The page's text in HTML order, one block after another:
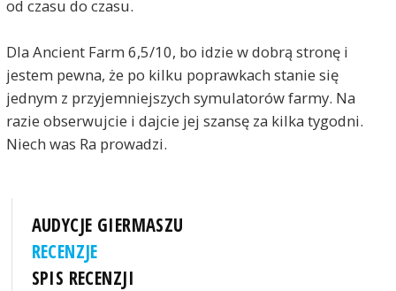
od czasu do czasu.
Dla Ancient Farm 6,5/10, bo idzie w dobrą stronę i
jestem pewna, że po kilku poprawkach stanie się
jednym z przyjemniejszych symulatorów farmy. Na
razie obserwujcie i dajcie jej szansę za kilka tygodni.
Niech was Ra prowadzi.
AUDYCJE GIERMASZU
RECENZJE
SPIS RECENZJI